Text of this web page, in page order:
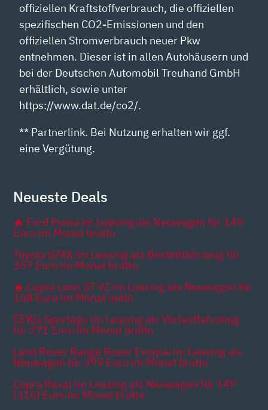
offiziellen Kraftstoffverbrauch, die offiziellen
spezifischen CO2-Emissionen und den
offiziellen Stromverbrauch neuer Pkw
entnehmen. Dieser ist in allen Autohäusern und
bei der Deutschen Automobil Treuhand GmbH
erhältlich, sowie unter
https://www.dat.de/co2/.
** Partnerlink. Bei Nutzung erhalten wir ggf.
eine Vergütung.
Neueste Deals
🔥 Ford Puma im Leasing als Neuwagen für 149
Euro im Monat brutto
Toyota bZ4X im Leasing als Bestellfahrzeug für
357 Euro im Monat brutto
🔥 Cupra Leon ST VZ im Leasing als Neuwagen für
158 Euro im Monat netto
💥 Kia Sportage im Leasing als Vorlauffahrzeug
für 271 Euro im Monat brutto
Land Rover Range Rover Evoque im Leasing als
Neuwagen für 399 Euro im Monat brutto
Cupra Raval im Leasing als Neuwagen für 149
[316] Euro im Monat brutto